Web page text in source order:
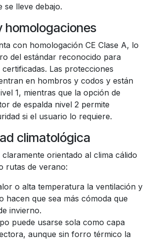
se lleve debajo.
homologaciones
con homologación CE Clase A, lo
del estándar reconocido para
Las protecciones
en hombros y codos y están
1, mientras que la opción de
de espalda nivel 2 permite
si el usuario lo requiere.
climatológica
claramente orientado al clima cálido
rutas de verano:
o alta temperatura la ventilación y
hacen que sea más cómoda que
invierno.
puede usarse sola como capa
aunque sin forro térmico la